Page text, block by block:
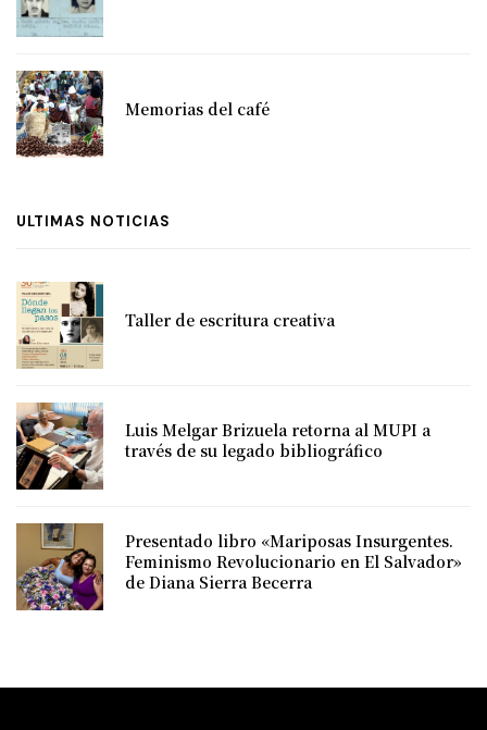
Memorias del café
ULTIMAS NOTICIAS
Taller de escritura creativa
Luis Melgar Brizuela retorna al MUPI a
través de su legado bibliográfico
Presentado libro «Mariposas Insurgentes.
Feminismo Revolucionario en El Salvador»
de Diana Sierra Becerra